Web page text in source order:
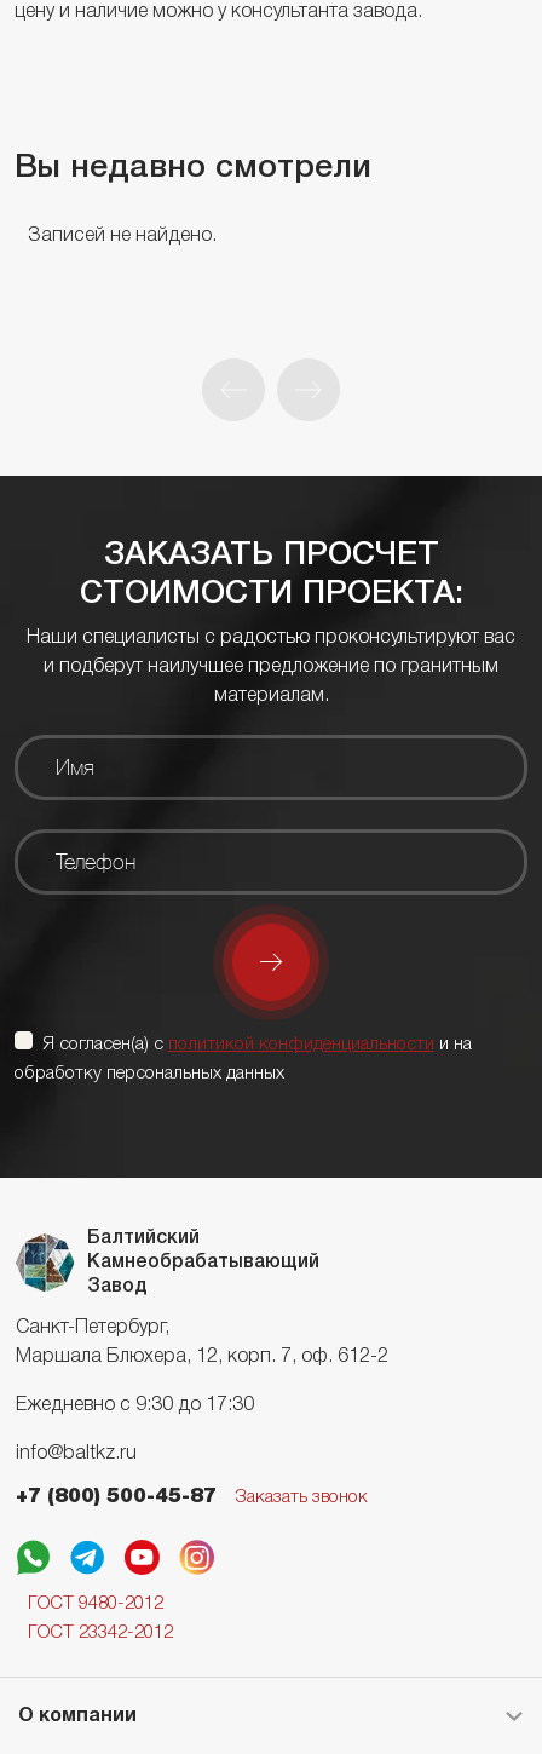
цену и наличие можно у консультанта завода.
Вы недавно смотрели
Записей не найдено.
ЗАКАЗАТЬ ПРОСЧЕТ
СТОИМОСТИ ПРОЕКТА:
Наши специалисты с радостью проконсультируют вас
и подберут наилучшее предложение по гранитным
материалам.
Я согласен(а) с политикой конфиденциальности и на
обработку персональных данных
Балтийский
Камнеобрабатывающий
Завод
Санкт-Петербург,
Маршала Блюхера, 12, корп. 7, оф. 612-2
Ежедневно с 9:30 до 17:30
info@baltkz.ru
+7 (800) 500-45-87 Заказать звонок
ГОСТ 9480-2012
ГОСТ 23342-2012
О компании